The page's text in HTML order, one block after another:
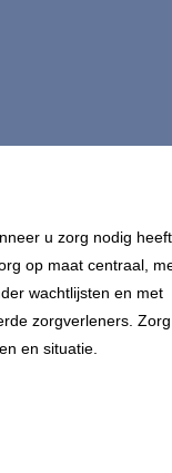
u zorg nodig
op maat centraal,
wachtlijsten en met
zorgverleners.
en situatie.